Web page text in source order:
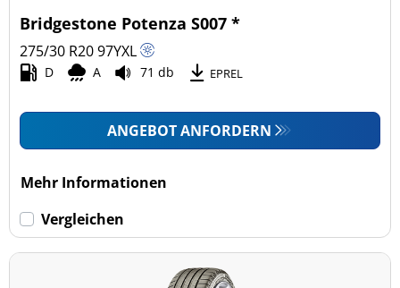
Bridgestone Potenza S007 *
275/30 R2097YXL
D A 71 db EPREL
ANGEBOT ANFORDERN
Mehr Informationen
Vergleichen